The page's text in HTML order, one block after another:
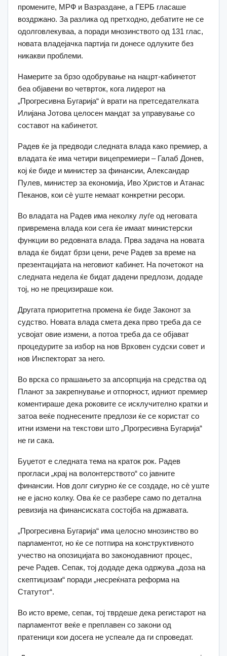
промените, МРФ и Вазраздане, а ГЕРБ гласаше
воздржано. За разлика од претходно, дебатите не се
одолговлекуваа, а поради мнозинството од 131 глас,
новата владејачка партија ги донесе одлуките без
никакви проблеми.
Намерите за брзо одобрување на нацрт-кабинетот
беа објавени во четврток, кога лидерот на
„Прогресивна Бугарија“ ѝ врати на претседателката
Илијана Јотова целосен мандат за управување со
составот на кабинетот.
Радев ќе ја предводи следната влада како премиер, а
владата ќе има четири вицепремиери – Галаб Донев,
кој ќе биде и министер за финансии, Александар
Пулев, министер за економија, Иво Христов и Атанас
Пеканов, кои сè уште немаат конкретни ресори.
Во владата на Радев има неколку луѓе од неговата
привремена влада кои сега ќе имаат министерски
функции во редовната влада. Прва задача на новата
влада ќе бидат брзи цени, рече Радев за време на
презентацијата на неговиот кабинет. На почетокот на
следната недела ќе бидат дадени предлози, додаде
тој, но не прецизираше кои.
Другата приоритетна промена ќе биде Законот за
судство. Новата влада смета дека прво треба да се
усвојат овие измени, а потоа треба да се објават
процедурите за избор на нов Врховен судски совет и
нов Инспекторат за него.
Во врска со прашањето за апсорпција на средства од
Планот за закрепнување и отпорност, идниот премиер
коментираше дека роковите се исклучително кратки и
затоа веќе поднесените предлози ќе се користат со
итни измени на текстови што „Прогресивна Бугарија“
не ги сака.
Буџетот е следната тема на краток рок. Радев
прогласи „крај на волонтерството“ со јавните
финансии. Нов долг сигурно ќе се создаде, но сè уште
не е јасно колку. Ова ќе се разбере само по детална
ревизија на финансиската состојба на државата.
„Прогресивна Бугарија“ има целосно мнозинство во
парламентот, но ќе се потпира на конструктивното
учество на опозицијата во законодавниот процес,
рече Радев. Сепак, тој додаде дека одржува „доза на
скептицизам“ поради „несреќната реформа на
Статутот“.
Во исто време, сепак, тој тврдеше дека регистарот на
парламентот веќе е преплавен со закони од
пратеници кои досега не успеале да ги спроведат.